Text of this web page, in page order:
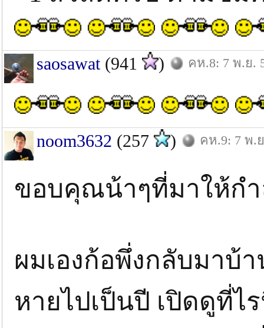
saosawat(941 ) คห.8: 7 พ.ย.
noom3632 (257 ) คห.9: 7 พ.
ขอบคุณน้าๆที่มาให้กำ
ผมเองก้อพึ่งกลับมาบ้
หายไปเป็นปี เปิดดูที่ไ